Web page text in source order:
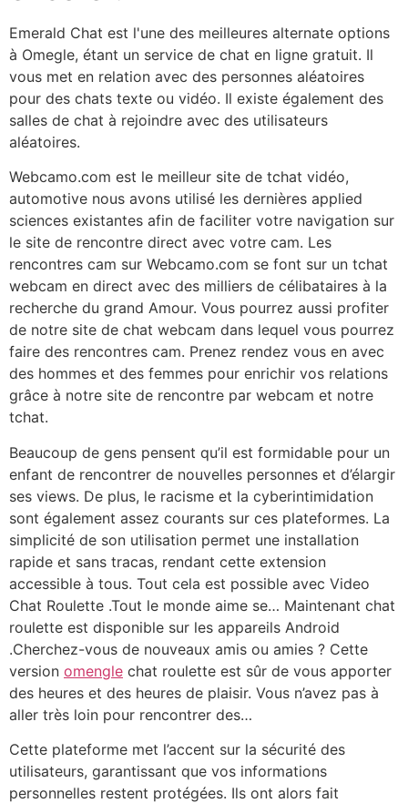
Emerald Chat est l'une des meilleures alternate options
à Omegle, étant un service de chat en ligne gratuit. Il
vous met en relation avec des personnes aléatoires
pour des chats texte ou vidéo. Il existe également des
salles de chat à rejoindre avec des utilisateurs
aléatoires.
Webcamo.com est le meilleur site de tchat vidéo,
automotive nous avons utilisé les dernières applied
sciences existantes afin de faciliter votre navigation sur
le site de rencontre direct avec votre cam. Les
rencontres cam sur Webcamo.com se font sur un tchat
webcam en direct avec des milliers de célibataires à la
recherche du grand Amour. Vous pourrez aussi profiter
de notre site de chat webcam dans lequel vous pourrez
faire des rencontres cam. Prenez rendez vous en avec
des hommes et des femmes pour enrichir vos relations
grâce à notre site de rencontre par webcam et notre
tchat.
Beaucoup de gens pensent qu’il est formidable pour un
enfant de rencontrer de nouvelles personnes et d’élargir
ses views. De plus, le racisme et la cyberintimidation
sont également assez courants sur ces plateformes. La
simplicité de son utilisation permet une installation
rapide et sans tracas, rendant cette extension
accessible à tous. Tout cela est possible avec Video
Chat Roulette .Tout le monde aime se… Maintenant chat
roulette est disponible sur les appareils Android
.Cherchez-vous de nouveaux amis ou amies ? Cette
version omengle chat roulette est sûr de vous apporter
des heures et des heures de plaisir. Vous n’avez pas à
aller très loin pour rencontrer des…
Cette plateforme met l’accent sur la sécurité des
utilisateurs, garantissant que vos informations
personnelles restent protégées. Ils ont alors fait